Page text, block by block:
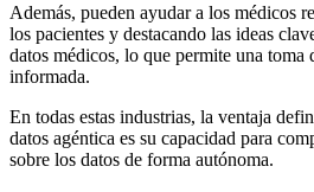
Además, pueden ayudar a los médicos
los pacientes y destacando las ideas
datos médicos, lo que permite una toma
informada.
En todas estas industrias, la ventaja
datos agéntica es su capacidad para
sobre los datos de forma autónoma.